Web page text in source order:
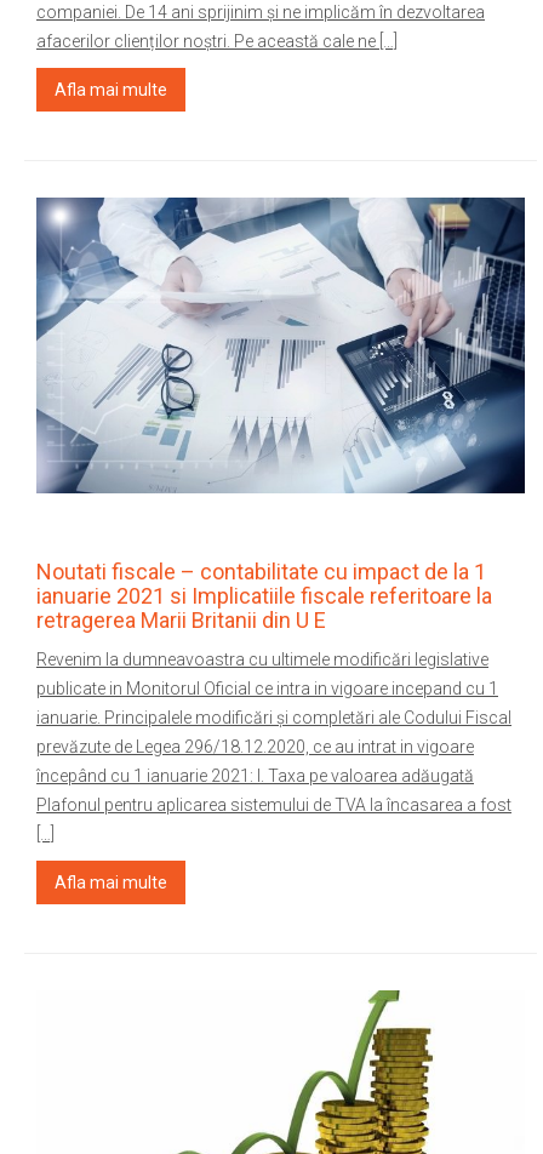
companiei. De 14 ani sprijinim și ne implicăm în dezvoltarea
afacerilor clienților noștri. Pe această cale ne […]
Afla mai multe
Noutati fiscale – contabilitate cu impact de la 1
ianuarie 2021 si Implicatiile fiscale referitoare la
retragerea Marii Britanii din U E
Revenim la dumneavoastra cu ultimele modificări legislative
publicate in Monitorul Oficial ce intra in vigoare incepand cu 1
ianuarie. Principalele modificări și completări ale Codului Fiscal
prevăzute de Legea 296/18.12.2020, ce au intrat in vigoare
începând cu 1 ianuarie 2021: I. Taxa pe valoarea adăugată
Plafonul pentru aplicarea sistemului de TVA la încasarea a fost
Afla mai multe